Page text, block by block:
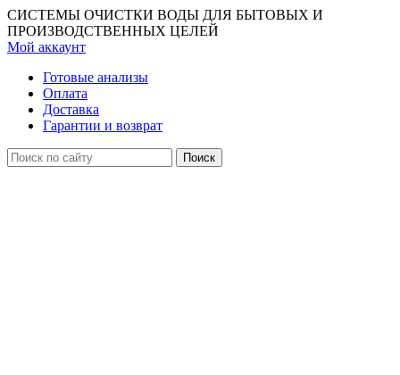
СИСТЕМЫ ОЧИСТКИ ВОДЫ ДЛЯ БЫТОВЫХ И
ПРОИЗВОДСТВЕННЫХ ЦЕЛЕЙ
Мой аккаунт
Готовые анализы
Оплата
Доставка
Гарантии и возврат
Поиск